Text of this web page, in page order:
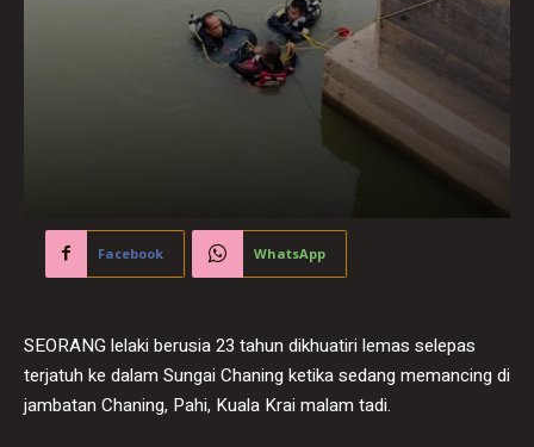
Facebook WhatsApp
SEORANG lelaki berusia 23 tahun dikhuatiri lemas selepas
terjatuh ke dalam Sungai Chaning ketika sedang memancing di
jambatan Chaning, Pahi, Kuala Krai malam tadi.